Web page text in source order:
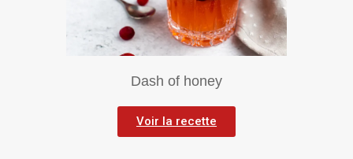
Dash of honey
Voir la recette